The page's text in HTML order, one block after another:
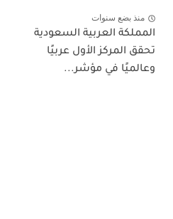
منذ بضع سنوات
المملكة العربية السعودية
تحقق المركز الأول عربيًا
وعالميًا في مؤشر...